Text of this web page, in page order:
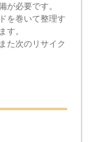
が必要です。
を巻いて整理す
す。
た次のリサイク